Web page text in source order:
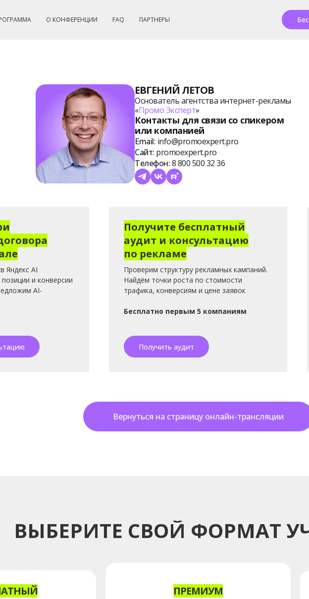
О КОНФЕРЕНЦИИ FAQ ПАРТНЕРЫ
ЕВГЕНИЙ ЛЕТОВ
Основатель агентства интернет-рекламы
«ПромоЭксперт»
Контакты для связи со спикером
или компанией
Email: info@promoexpert.pro
Сайт: promoexpert.pro
Телефон:8 800 500 32 36
Яндекс AI
и конверсии
AI-
Получите бесплатный
аудит и консультацию
по рекламе
Проверим структуру рекламных кампаний.
Найдём точки роста по стоимости
трафика, конверсиям и цене заявок
Бесплатно первым 5 компаниям
Получить аудит
Вернуться на страницу онлайн-трансляции
ВЫБЕРИТЕ СВОЙ ФОРМАТ
ПРЕМИУМ